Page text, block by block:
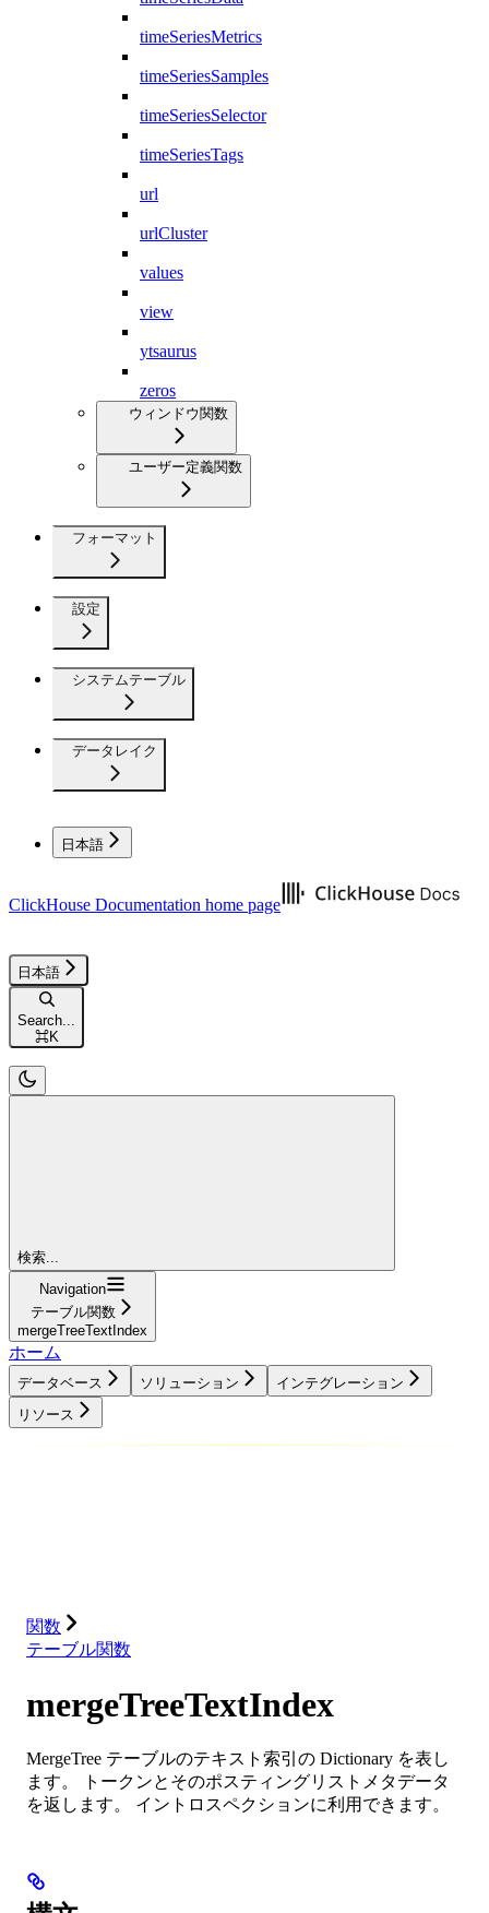
timeSeriesMetrics
timeSeriesSamples
timeSeriesSelector
timeSeriesTags
url
urlCluster
values
view
ytsaurus
zeros
ウィンドウ関数
ユーザー定義関数
フォーマット
設定
システムテーブル
データレイク
日本語
ClickHouse Documentation home page
日本語
Search...
⌘K
検索...
Navigation
テーブル関数
mergeTreeTextIndex
ホーム
データベース ソリューション
インテグレーション
リソース
関数
テーブル関数
mergeTreeTextIndex
MergeTree テーブルのテキスト索引の Dictionary を表し
ます。 トークンとそのポスティングリストメタデータ
を返します。 イントロスペクションに利用できます。